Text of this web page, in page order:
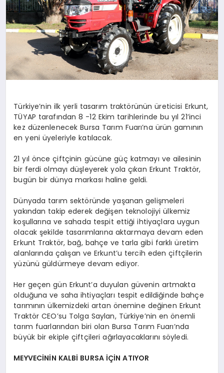
Türkiye’nin ilk yerli tasarım traktörünün üreticisi Erkunt,
TÜYAP tarafından 8 -12 Ekim tarihlerinde bu yıl 21’inci
kez düzenlenecek Bursa Tarım Fuarı’na ürün gamının
en yeni üyeleriyle katılacak.
21 yıl önce çiftçinin gücüne güç katmayı ve ailesinin
bir ferdi olmayı düşleyerek yola çıkan Erkunt Traktör,
bugün bir dünya markası haline geldi.
Dünyada tarım sektöründe yaşanan gelişmeleri
yakından takip ederek değişen teknolojiyi ülkemiz
koşullarına ve sahada tespit ettiği ihtiyaçlara uygun
olacak şekilde tasarımlarına aktarmaya devam eden
Erkunt Traktör, bağ, bahçe ve tarla gibi farklı üretim
alanlarında çalışan ve Erkunt’u tercih eden çiftçilerin
yüzünü güldürmeye devam ediyor.
Her geçen gün Erkunt’a duyulan güvenin artmakta
olduğuna ve saha ihtiyaçları tespit edildiğinde bahçe
tarımının ülkemizdeki artan önemine değinen Erkunt
Traktör CEO’su Tolga Saylan, Türkiye’nin en önemli
tarım fuarlarından biri olan Bursa Tarım Fuarı’nda
büyük bir ekiple çiftçileri ağırlayacaklarını söyledi.
MEYVECİNİN KALBİ BURSA İÇİN ATIYOR